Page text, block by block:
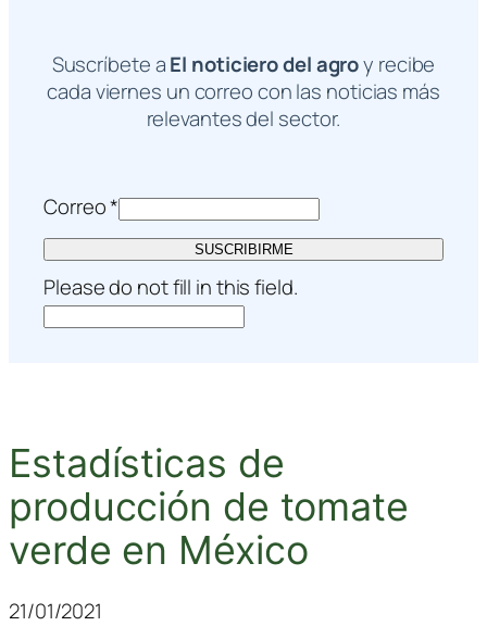
Suscríbete aEl noticiero del agroy recibe
cada viernes un correo con las noticias más
relevantes del sector.
Correo*
SUSCRIBIRME
Please do not fill in this field.
Estadísticas de
producción de tomate
verde en México
21/01/2021